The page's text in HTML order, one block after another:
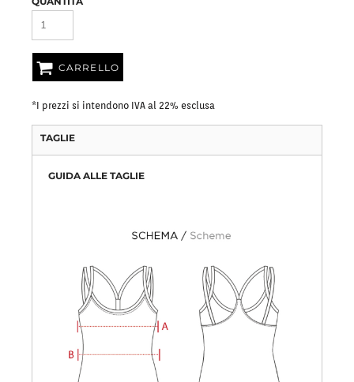
CARRELLO
*I prezzi si intendono IVA al 22% esclusa
TAGLIE
GUIDA ALLE TAGLIE